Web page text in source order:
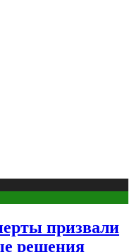
призвали
решения